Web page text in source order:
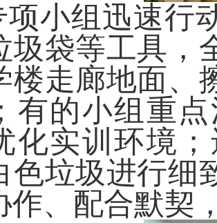
项小组迅速行
圾袋等工具，
楼走廊地面、
有的小组重
化实训环境
色垃圾进行细
作、配合默契